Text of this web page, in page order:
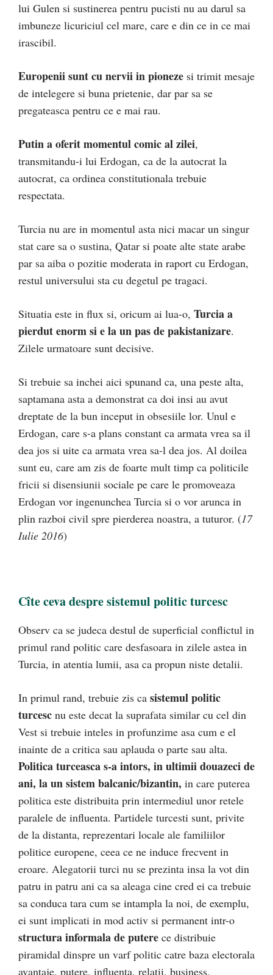
lui Gulen si sustinerea pentru pucisti nu au darul sa
imbuneze licuriciul cel mare, care e din ce in ce mai
irascibil.
Europenii sunt cu nervii in pioneze si trimit mesaje
de intelegere si buna prietenie, dar par sa se
pregateasca pentru ce e mai rau.
Putin a oferit momentul comic al zilei,
transmitandu-i lui Erdogan, ca de la autocrat la
autocrat, ca ordinea constitutionala trebuie
respectata.
Turcia nu are in momentul asta nici macar un singur
stat care sa o sustina, Qatar si poate alte state arabe
par sa aiba o pozitie moderata in raport cu Erdogan,
restul universului sta cu degetul pe tragaci.
Situatia este in flux si, oricum ai lua-o, Turcia a
pierdut enorm si e la un pas de pakistanizare.
Zilele urmatoare sunt decisive.
Si trebuie sa inchei aici spunand ca, una peste alta,
saptamana asta a demonstrat ca doi insi au avut
dreptate de la bun inceput in obsesiile lor. Unul e
Erdogan, care s-a plans constant ca armata vrea sa il
dea jos si uite ca armata vrea sa-l dea jos. Al doilea
sunt eu, care am zis de foarte mult timp ca politicile
fricii si disensiunii sociale pe care le promoveaza
Erdogan vor ingenunchea Turcia si o vor arunca in
plin razboi civil spre pierderea noastra, a tuturor. (17
Iulie 2016)
Cîte ceva despre sistemul politic turcesc
Observ ca se judeca destul de superficial conflictul in
primul rand politic care desfasoara in zilele astea in
Turcia, in atentia lumii, asa ca propun niste detalii.
In primul rand, trebuie zis ca sistemul politic
turcesc nu este decat la suprafata similar cu cel din
Vest si trebuie inteles in profunzime asa cum e el
inainte de a critica sau aplauda o parte sau alta.
Politica turceasca s-a intors, in ultimii douazeci de
ani, la un sistem balcanic/bizantin, in care puterea
politica este distribuita prin intermediul unor retele
paralele de influenta. Partidele turcesti sunt, privite
de la distanta, reprezentari locale ale familiilor
politice europene, ceea ce ne induce frecvent in
eroare. Alegatorii turci nu se prezinta insa la vot din
patru in patru ani ca sa aleaga cine cred ei ca trebuie
sa conduca tara cum se intampla la noi, de exemplu,
ei sunt implicati in mod activ si permanent intr-o
structura informala de putere ce distribuie
piramidal dinspre un varf politic catre baza electorala
avantaje, putere, influenta, relatii, business,